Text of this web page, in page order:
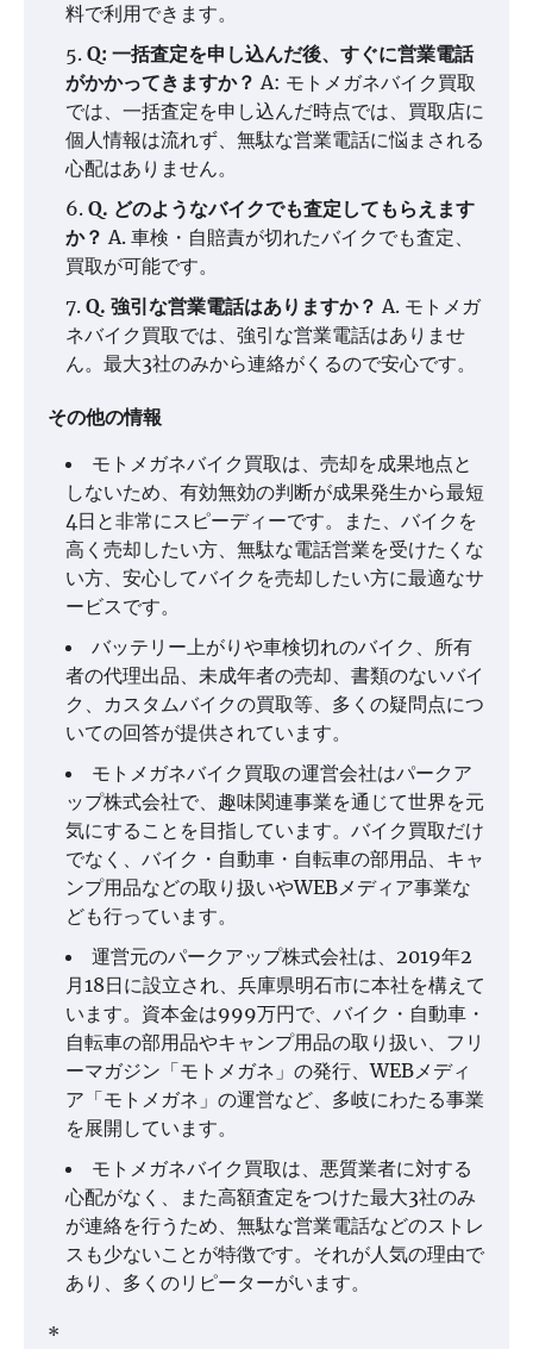
料で利用できます。
Q: 一括査定を申し込んだ後、すぐに営業電話
がかかってきますか？ A: モトメガネバイク買取
では、一括査定を申し込んだ時点では、買取店に
個人情報は流れず、無駄な営業電話に悩まされる
心配はありません。
Q. どのようなバイクでも査定してもらえます
か？ A. 車検・自賠責が切れたバイクでも査定、
買取が可能です。
Q. 強引な営業電話はありますか？ A. モトメガ
ネバイク買取では、強引な営業電話はありませ
ん。最大3社のみから連絡がくるので安心です。
その他の情報
モトメガネバイク買取は、売却を成果地点と
しないため、有効無効の判断が成果発生から最短
4日と非常にスピーディーです。また、バイクを
高く売却したい方、無駄な電話営業を受けたくな
い方、安心してバイクを売却したい方に最適なサ
ービスです。
バッテリー上がりや車検切れのバイク、所有
者の代理出品、未成年者の売却、書類のないバイ
ク、カスタムバイクの買取等、多くの疑問点につ
いての回答が提供されています。
モトメガネバイク買取の運営会社はパークア
ップ株式会社で、趣味関連事業を通じて世界を元
気にすることを目指しています。バイク買取だけ
でなく、バイク・自動車・自転車の部用品、キャ
ンプ用品などの取り扱いやWEBメディア事業な
ども行っています。
運営元のパークアップ株式会社は、2019年2
月18日に設立され、兵庫県明石市に本社を構えて
います。資本金は999万円で、バイク・自動車・
自転車の部用品やキャンプ用品の取り扱い、フリ
ーマガジン「モトメガネ」の発行、WEBメディ
ア「モトメガネ」の運営など、多岐にわたる事業
を展開しています。
モトメガネバイク買取は、悪質業者に対する
心配がなく、また高額査定をつけた最大3社のみ
が連絡を行うため、無駄な営業電話などのストレ
スも少ないことが特徴です。それが人気の理由で
あり、多くのリピーターがいます。
*